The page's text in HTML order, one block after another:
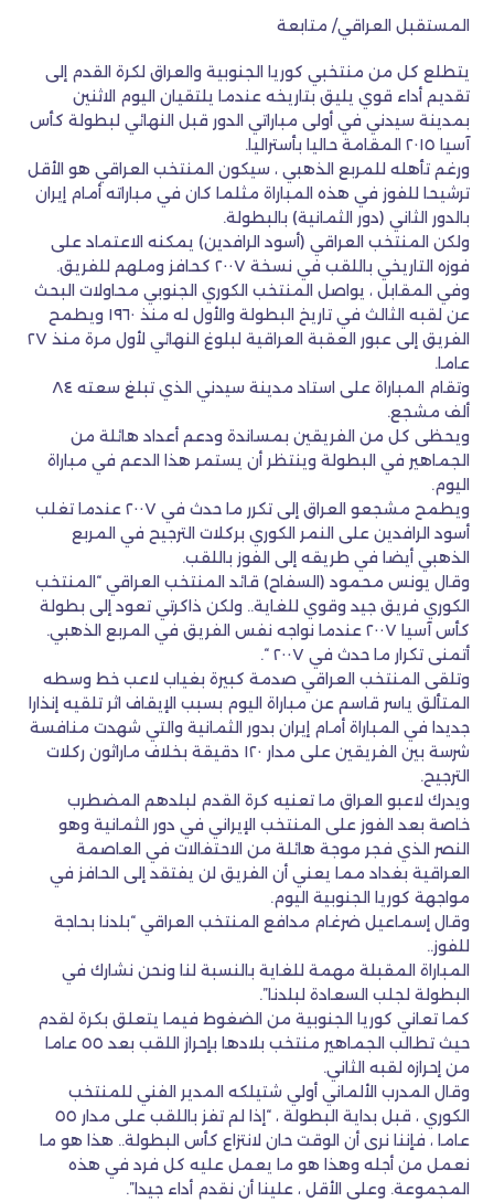
المستقبل العراقي/ متابعة
يتطلع كل من منتخبي كوريا الجنوبية والعراق لكرة القدم إلى
تقديم أداء قوي يليق بتاريخه عندما يلتقيان اليوم الاثنين
بمدينة سيدني في أولى مباراتي الدور قبل النهائي لبطولة كأس
آسيا ٢٠١٥ المقامة حاليا بأستراليا.
ورغم تأهله للمربع الذهبي ، سيكون المنتخب العراقي هو الأقل
ترشيحا للفوز في هذه المباراة مثلما كان في مباراته أمام إيران
بالدور الثاني (دور الثمانية) بالبطولة.
ولكن المنتخب العراقي (أسود الرافدين) يمكنه الاعتماد على
فوزه التاريخي باللقب في نسخة ٢٠٠٧ كحافز وملهم للفريق.
وفي المقابل ، يواصل المنتخب الكوري الجنوبي محاولات البحث
عن لقبه الثالث في تاريخ البطولة والأول له منذ ١٩٦٠ ويطمح
الفريق إلى عبور العقبة العراقية لبلوغ النهائي لأول مرة منذ ٢٧
عاما.
وتقام المباراة على استاد مدينة سيدني الذي تبلغ سعته ٨٤
ألف مشجع.
ويحظى كل من الفريقين بمساندة ودعم أعداد هائلة من
الجماهير في البطولة وينتظر أن يستمر هذا الدعم في مباراة
اليوم.
ويطمح مشجعو العراق إلى تكرر ما حدث في ٢٠٠٧ عندما تغلب
أسود الرافدين على النمر الكوري بركلات الترجيح في المربع
الذهبي أيضا في طريقه إلى الفوز باللقب.
وقال يونس محمود (السفاح) قائد المنتخب العراقي “المنتخب
الكوري فريق جيد وقوي للغاية.. ولكن ذاكرتي تعود إلى بطولة
كأس آسيا ٢٠٠٧ عندما نواجه نفس الفريق في المربع الذهبي.
أتمنى تكرار ما حدث في ٢٠٠٧ “.
وتلقى المنتخب العراقي صدمة كبيرة بغياب لاعب خط وسطه
المتألق ياسر قاسم عن مباراة اليوم بسبب الإيقاف اثر تلقيه إنذارا
جديدا في المباراة أمام إيران بدور الثمانية والتي شهدت منافسة
شرسة بين الفريقين على مدار ١٢٠ دقيقة بخلاف ماراثون ركلات
الترجيح.
ويدرك لاعبو العراق ما تعنيه كرة القدم لبلدهم المضطرب
خاصة بعد الفوز على المنتخب الإيراني في دور الثمانية وهو
النصر الذي فجر موجة هائلة من الاحتفالات في العاصمة
العراقية بغداد مما يعني أن الفريق لن يفتقد إلى الحافز في
مواجهة كوريا الجنوبية اليوم.
وقال إسماعيل ضرغام مدافع المنتخب العراقي “بلدنا بحاجة
للفوز..
المباراة المقبلة مهمة للغاية بالنسبة لنا ونحن نشارك في
البطولة لجلب السعادة لبلدنا”.
كما تعاني كوريا الجنوبية من الضغوط فيما يتعلق بكرة لقدم
حيث تطالب الجماهير منتخب بلادها بإحراز اللقب بعد ٥٥ عاما
من إحرازه لقبه الثاني.
وقال المدرب الألماني أولي شتيلكه المدير الفني للمنتخب
الكوري ، قبل بداية البطولة ، “إذا لم تفز باللقب على مدار ٥٥
عاما ، فإننا نرى أن الوقت حان لانتزاع كأس البطولة.. هذا هو ما
نعمل من أجله وهذا هو ما يعمل عليه كل فرد في هذه
المجموعة. وعلى الأقل ، علينا أن نقدم أداء جيدا”.